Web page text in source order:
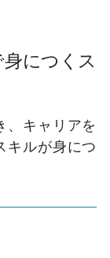
につくス
、キャリアを
キルが身につ